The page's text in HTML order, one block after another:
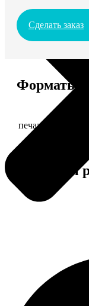
Сделать заказ
Форматы и
печать фото на
Примеры